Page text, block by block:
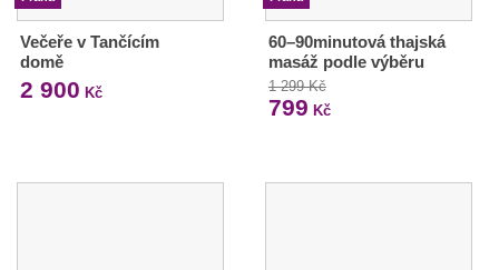
Večeře v Tančícím
domě
2 900 Kč
60–90minutová thajská
masáž podle výběru
1 299 Kč
799 Kč